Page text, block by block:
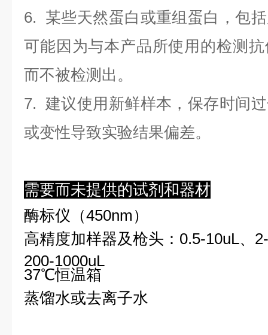
6. 某些天然蛋白或重组蛋白，包
可能因为与本产品所使用的检测
而不被检测出。
7. 建议使用新鲜样本，保存时间
或变性导致实验结果偏差。
需要而未提供的试剂和器材
酶标仪（450nm）
高精度加样器及枪头：0.5-10uL、
200-1000uL
37℃恒温箱
蒸馏水或去离子水